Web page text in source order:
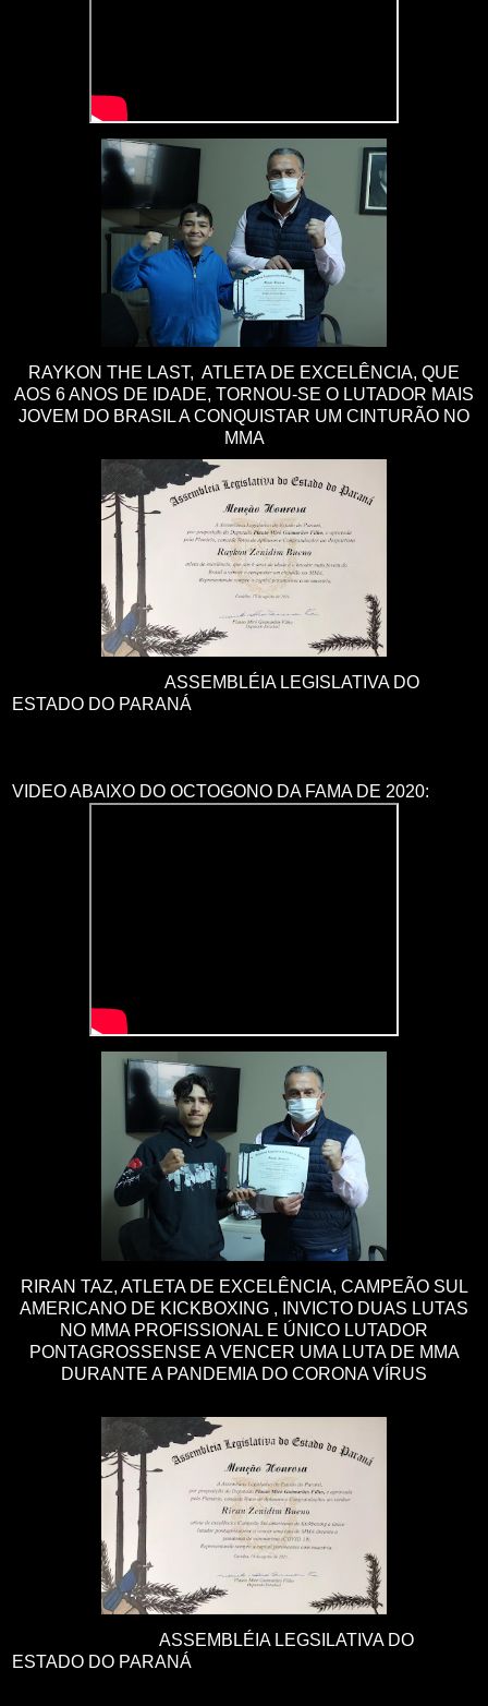
RAYKON THE LAST, ATLETA DE EXCELÊNCIA, QUE
AOS 6 ANOS DE IDADE, TORNOU-SE O LUTADOR MAIS
JOVEM DO BRASIL A CONQUISTAR UM CINTURÃO NO
MMA
ASSEMBLÉIA LEGISLATIVA DO
ESTADO DO PARANÁ
VIDEO ABAIXO DO OCTOGONO DA FAMA DE 2020:
RIRAN TAZ, ATLETA DE EXCELÊNCIA, CAMPEÃO SUL
AMERICANO DE KICKBOXING , INVICTO DUAS LUTAS
NO MMA PROFISSIONAL E ÚNICO LUTADOR
PONTAGROSSENSE A VENCER UMA LUTA DE MMA
DURANTE A PANDEMIA DO CORONA VÍRUS
ASSEMBLÉIA LEGSILATIVA DO
ESTADO DO PARANÁ